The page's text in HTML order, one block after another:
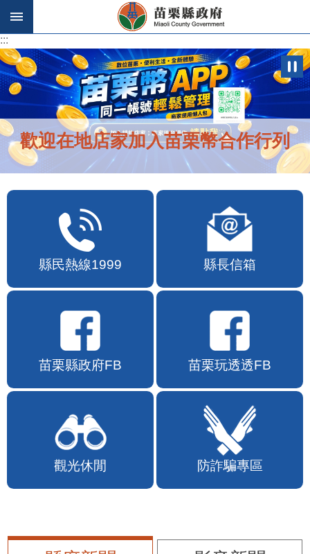
跳到主要內容區塊
:::
:::
歡迎在地店家加入苗栗幣合作行列
縣民熱線1999 縣長信箱
苗栗縣政府FB 苗栗玩透透FB
觀光休閒 防詐騙專區